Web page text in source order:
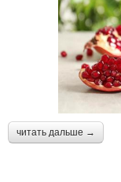
читать дальше →